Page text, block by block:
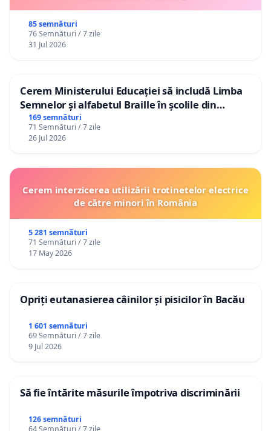
85 semnături
76 Semnături / 7 zile
31 Jul 2026
Cerem Ministerului Educației să includă Limba
Semnelor și alfabetul Braille în școlile din
Republica Moldova!
169 semnături
71 Semnături / 7 zile
26 Jul 2026
Cerem interzicerea utilizării trotinetelor electrice
de către minori în România
5 281 semnături
71 Semnături / 7 zile
17 May 2026
Opriți eutanasierea câinilor și pisicilor în Bacău
1 601 semnături
69 Semnături / 7 zile
9 Jul 2026
Să fie întărite măsurile împotriva discriminării
126 semnături
64 Semnături / 7 zile